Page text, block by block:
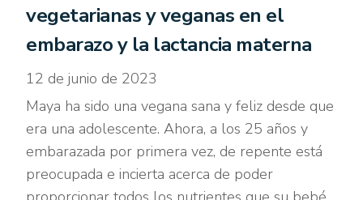
vegetarianas y veganas en el
embarazo y la lactancia materna
12 de junio de 2023
Maya ha sido una vegana sana y feliz desde que
era una adolescente. Ahora, a los 25 años y
embarazada por primera vez, de repente está
preocupada e incierta acerca de poder